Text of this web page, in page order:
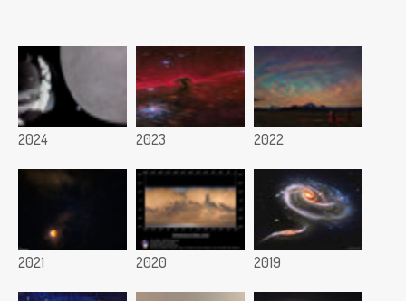
2024 2023 2022
2021 2020 2019